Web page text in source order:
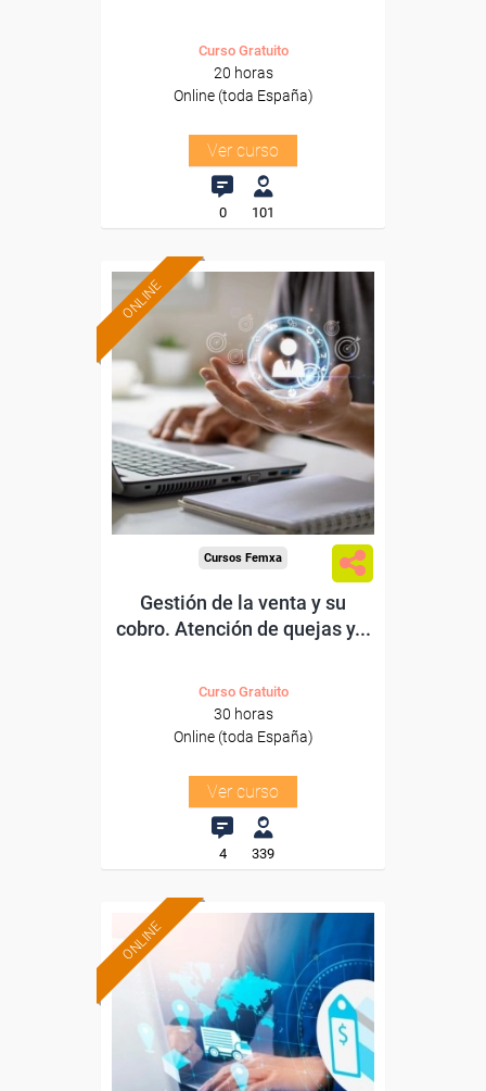
Curso Gratuito
20 horas
Online (toda España)
Ver curso
0 101
ONLINE
Formación 100%
subvencionada.
Para desempleados,
trabajadores y autónomos.
Sector
-Servicios a las Empresas.
Cursos Femxa
Gestión de la venta y su
cobro. Atención de quejas y...
Curso Gratuito
30 horas
Online (toda España)
Ver curso
4 339
ONLINE
Formación 100%
subvencionada.
Para desempleados,
trabajadores y autónomos.